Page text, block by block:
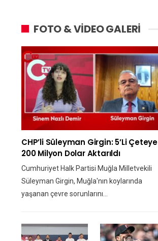
FOTO & VİDEO GALERİ
CHP’li Süleyman Girgin: 5’li Çeteye
200 Milyon Dolar Aktarıldı
Cumhuriyet Halk Partisi Muğla Milletvekili
Süleyman Girgin, Muğla'nın koylarında
yaşanan çevre sorunlarını…